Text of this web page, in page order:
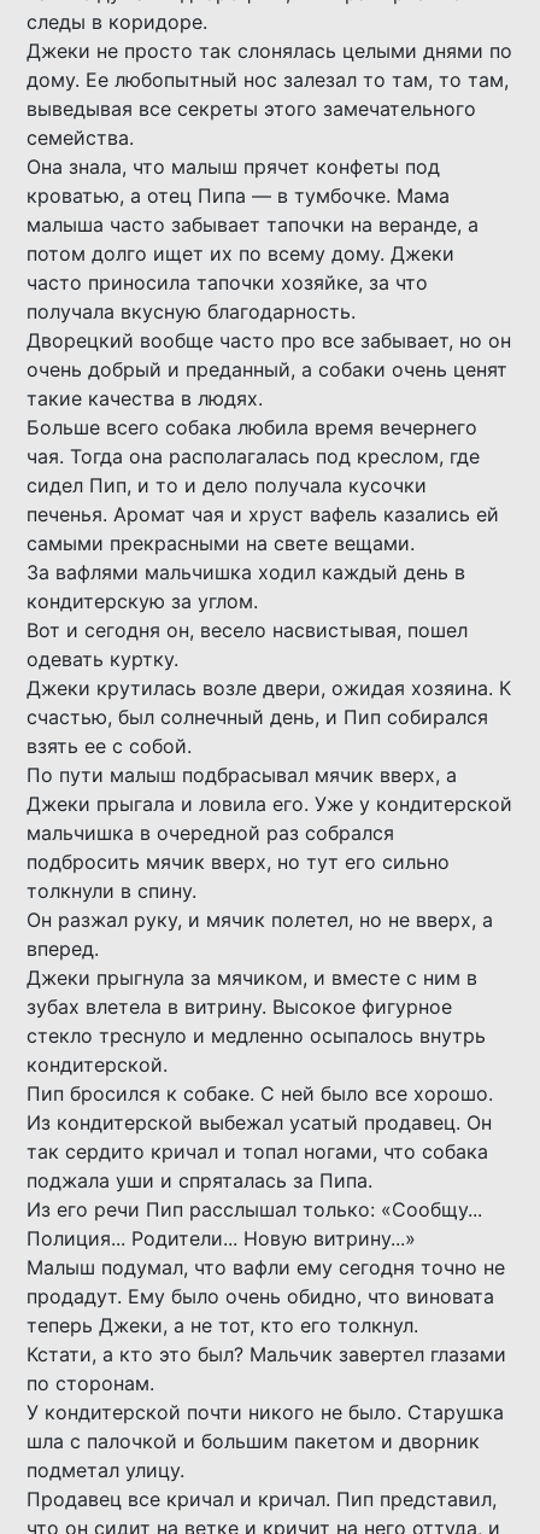
следы в коридоре.
Джеки не просто так слонялась целыми днями по
дому. Ее любопытный нос залезал то там, то там,
выведывая все секреты этого замечательного
семейства.
Она знала, что малыш прячет конфеты под
кроватью, а отец Пипа — в тумбочке. Мама
малыша часто забывает тапочки на веранде, а
потом долго ищет их по всему дому. Джеки
часто приносила тапочки хозяйке, за что
получала вкусную благодарность.
Дворецкий вообще часто про все забывает, но он
очень добрый и преданный, а собаки очень ценят
такие качества в людях.
Больше всего собака любила время вечернего
чая. Тогда она располагалась под креслом, где
сидел Пип, и то и дело получала кусочки
печенья. Аромат чая и хруст вафель казались ей
самыми прекрасными на свете вещами.
За вафлями мальчишка ходил каждый день в
кондитерскую за углом.
Вот и сегодня он, весело насвистывая, пошел
одевать куртку.
Джеки крутилась возле двери, ожидая хозяина. К
счастью, был солнечный день, и Пип собирался
взять ее с собой.
По пути малыш подбрасывал мячик вверх, а
Джеки прыгала и ловила его. Уже у кондитерской
мальчишка в очередной раз собрался
подбросить мячик вверх, но тут его сильно
толкнули в спину.
Он разжал руку, и мячик полетел, но не вверх, а
вперед.
Джеки прыгнула за мячиком, и вместе с ним в
зубах влетела в витрину. Высокое фигурное
стекло треснуло и медленно осыпалось внутрь
кондитерской.
Пип бросился к собаке. С ней было все хорошо.
Из кондитерской выбежал усатый продавец. Он
так сердито кричал и топал ногами, что собака
поджала уши и спряталась за Пипа.
Из его речи Пип расслышал только: «Сообщу...
Полиция... Родители... Новую витрину...»
Малыш подумал, что вафли ему сегодня точно не
продадут. Ему было очень обидно, что виновата
теперь Джеки, а не тот, кто его толкнул.
Кстати, а кто это был? Мальчик завертел глазами
по сторонам.
У кондитерской почти никого не было. Старушка
шла с палочкой и большим пакетом и дворник
подметал улицу.
Продавец все кричал и кричал. Пип представил,
что он сидит на ветке и кричит на него оттуда, и